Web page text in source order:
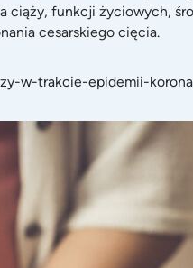
ciąży, funkcji życiowych,
cesarskiego cięcia.
w-trakcie-epidemii-